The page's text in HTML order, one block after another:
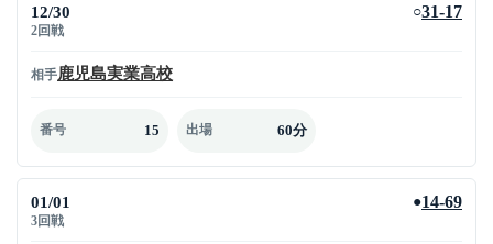
12/30
2回戦
○31-17
相手鹿児島実業高校
番号 15 出場 60分
01/01
3回戦
●14-69